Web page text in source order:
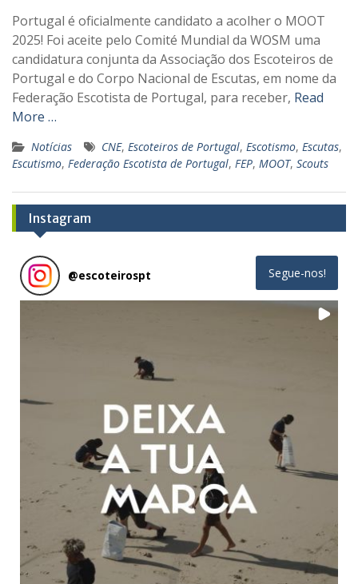
Portugal é oficialmente candidato a acolher o MOOT
2025! Foi aceite pelo Comité Mundial da WOSM uma
candidatura conjunta da Associação dos Escoteiros de
Portugal e do Corpo Nacional de Escutas, em nome da
Federação Escotista de Portugal, para receber, Read
More …
Notícias CNE, Escoteiros de Portugal, Escotismo, Escutas,
Escutismo, Federação Escotista de Portugal, FEP, MOOT, Scouts
Instagram
@escoteirospt Segue-nos!